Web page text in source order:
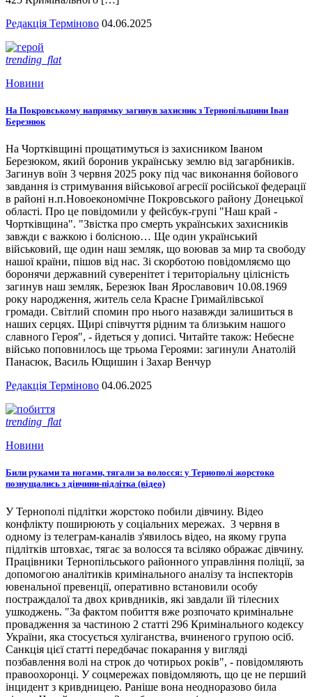
Редакція Терміново 04.06.2025
trending_flat
Новини
На Покровському напрямку загинув захисник з Тернопільщини Іван
Березнюк
На Чортківщині прощатимуться із захисником Іваном
Березюком, який боронив українську землю від загарбників.
Загинув воїн 3 червня 2025 року під час виконання бойового
завдання із стримування військової агресії російської федерації
в районі н.п.Новоекономічне Покровського району Донецької
області. Про це повідомили у фейсбук-групі "Наш край -
Чортківщина". "Звістка про смерть українських захисників
завжди є важкою і болісною… Ще один український
військовий, ще один наш земляк, що воював за мир та свободу
нашої країни, пішов від нас. Зі скорботою повідомляємо що
боронячи державний суверенітет і територіальну цілісність
загинув наш земляк, Березюк Іван Ярославович 10.08.1969
року народження, житель села Красне Гримайлівської
громади. Світлий спомин про нього назавжди залишиться в
наших серцях. Щирі співчуття рідним та близьким нашого
славного Героя", - йдеться у дописі. Читайте також: Небесне
військо поповнилось ще трьома Героями: загинули Анатолій
Панасюк, Василь Ющишин і Захар Венчур
Редакція Терміново 04.06.2025
trending_flat
Новини
Били руками та ногами, тягали за волосся: у Тернополі жорстоко
познущались з дівчини-підлітка (відео)
У Тернополі підлітки жорстоко побили дівчину. Відео
конфлікту поширюють у соціальних мережах. 3 червня в
одному із телеграм-каналів з'явилось відео, на якому група
підлітків штовхає, тягає за волосся та всіляко ображає дівчину.
Працівники Тернопільського районного управління поліції, за
допомогою аналітиків кримінального аналізу та інспекторів
ювенальної превенції, оперативно встановили особу
постраждалої та двох кривдників, які завдали їй тілесних
ушкоджень. "За фактом побиття вже розпочато кримінальне
провадження за частиною 2 статті 296 Кримінального кодексу
України, яка стосується хуліганства, вчиненого групою осіб.
Санкція цієї статті передбачає покарання у вигляді
позбавлення волі на строк до чотирьох років", - повідомляють
правоохоронці. У соцмережах повідомляють, що це не перший
інцидент з кривдницею. Раніше вона неодноразово била